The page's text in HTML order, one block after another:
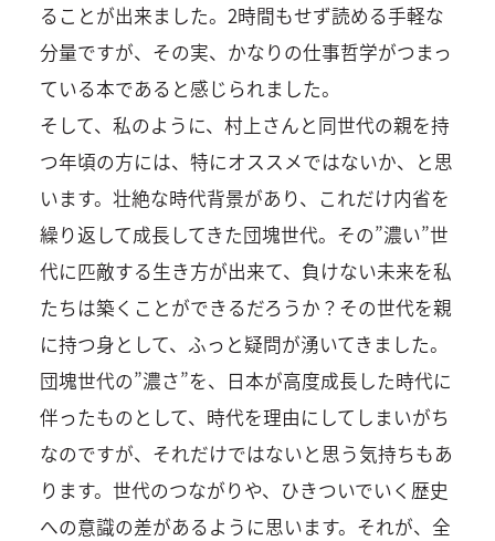
ることが出来ました。2時間もせず読める手軽な
分量ですが、その実、かなりの仕事哲学がつまっ
ている本であると感じられました。
そして、私のように、村上さんと同世代の親を持
つ年頃の方には、特にオススメではないか、と思
います。壮絶な時代背景があり、これだけ内省を
繰り返して成長してきた団塊世代。その”濃い”世
代に匹敵する生き方が出来て、負けない未来を私
たちは築くことができるだろうか？その世代を親
に持つ身として、ふっと疑問が湧いてきました。
団塊世代の”濃さ”を、日本が高度成長した時代に
伴ったものとして、時代を理由にしてしまいがち
なのですが、それだけではないと思う気持ちもあ
ります。世代のつながりや、ひきついでいく歴史
への意識の差があるように思います。それが、全